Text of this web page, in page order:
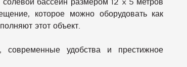
которое можно оборудовать как
этот объект.
современные удобства и престижное